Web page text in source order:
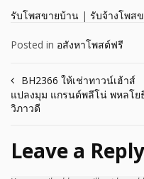
รับโพสขายบ้าน | รับจ้างโพส
Posted in อสังหาโพสต์ฟรี
Post
navigation
BH2366 ให้เช่าทาวน์เฮ้าส์
แปลงมุม แกรนด์พลีโน่ พหลโย
วิภาวดี
Leave a Reply